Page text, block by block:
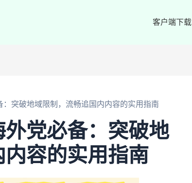
客户端下载
突破地域限制，流畅追国内内容的实用指南
党必备：突破地
容的实用指南